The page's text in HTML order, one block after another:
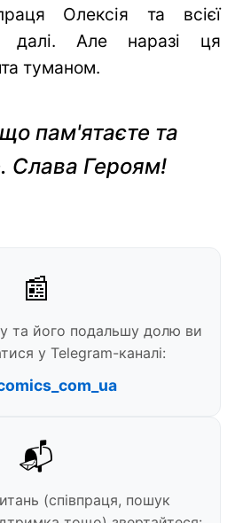
Олексія та всієї
далі. Але наразі ця
туманом.
пам'ятаєте та
Слава Героям!
📰
та його подальшу долю ви
у Telegram-каналі:
📬
(співпраця, пошук